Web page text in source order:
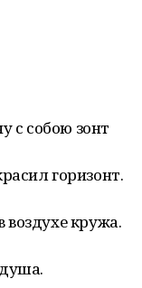
с собою зонт
горизонт.
воздухе кружа.